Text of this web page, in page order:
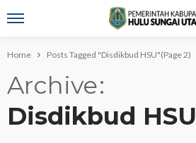
Home Posts Tagged "Disdikbud HSU"(Page 2)
Archive
Disdikbud HSU